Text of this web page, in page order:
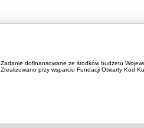
Zadanie dofinansowane ze środków budżetu
Zrealizowano przy wsparciu Fundacji Otwarty Kod